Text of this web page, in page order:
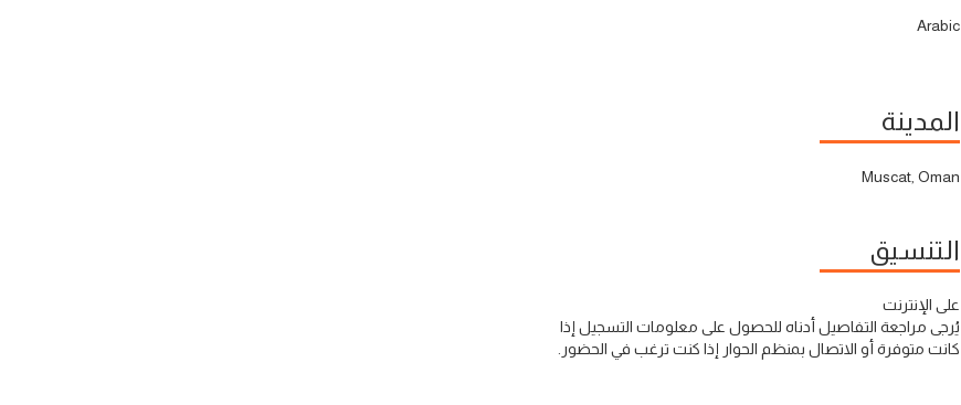
Arabic
المدينة
Muscat, Oman
التنسيق
على الإنترنت
يُرجى مراجعة التفاصيل أدناه للحصول على معلومات التسجيل إذا
كانت متوفرة أو الاتصال بمنظم الحوار إذا كنت ترغب في الحضور.